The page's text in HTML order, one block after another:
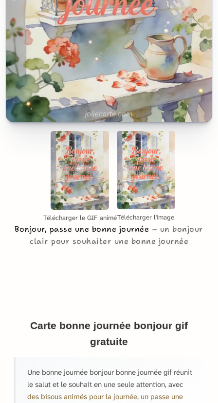
Télécharger le GIF animéTélécharger l'image
Bonjour, passe une bonne journée
un bonjour
clair pour souhaiter une bonne journée
Carte bonne journée bonjour gif
gratuite
Une bonne journée bonjour bonne journée gif réunit
le salut et le souhait en une seule attention, avec
des bisous animés pour la journée, un passe une